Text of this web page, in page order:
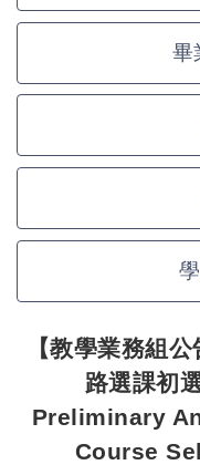
畢
【教學業務組
路選課初
Preliminary
Course